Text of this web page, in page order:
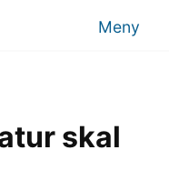
Meny
skal